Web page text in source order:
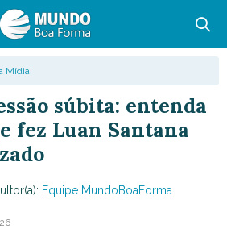
Mídia
súbita: entenda
fez Luan Santana
Equipe MundoBoaForma